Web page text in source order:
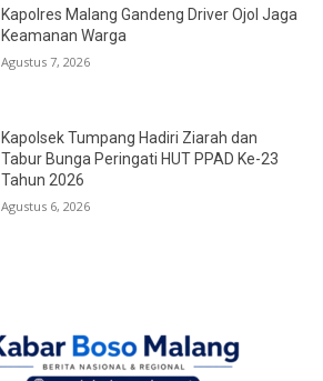
Kapolres Malang Gandeng Driver Ojol Jaga
Keamanan Warga
Agustus 7, 2026
Kapolsek Tumpang Hadiri Ziarah dan
Tabur Bunga Peringati HUT PPAD Ke-23
Tahun 2026
Agustus 6, 2026